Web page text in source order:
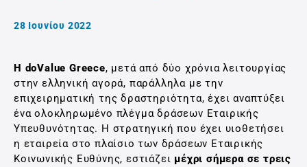
28 Ιουνίου 2022
Η doValue Greece, μετά από δύο χρόνια λειτουργίας
στην ελληνική αγορά, παράλληλα με την
επιχειρηματική της δραστηριότητα, έχει αναπτύξει
ένα ολοκληρωμένο πλέγμα δράσεων Εταιρικής
Υπευθυνότητας. Η στρατηγική που έχει υιοθετήσει
η εταιρεία στο πλαίσιο των δράσεων Εταιρικής
Κοινωνικής Ευθύνης, εστιάζει μέχρι σήμερα σε τρεις